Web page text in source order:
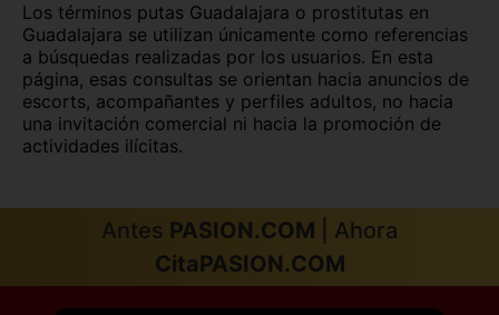
Los términos putas Guadalajara o prostitutas en
Guadalajara se utilizan únicamente como referencias
a búsquedas realizadas por los usuarios. En esta
página, esas consultas se orientan hacia anuncios de
escorts, acompañantes y perfiles adultos, no hacia
una invitación comercial ni hacia la promoción de
actividades ilícitas.
Antes PASION.COM | Ahora
CitaPASION.COM